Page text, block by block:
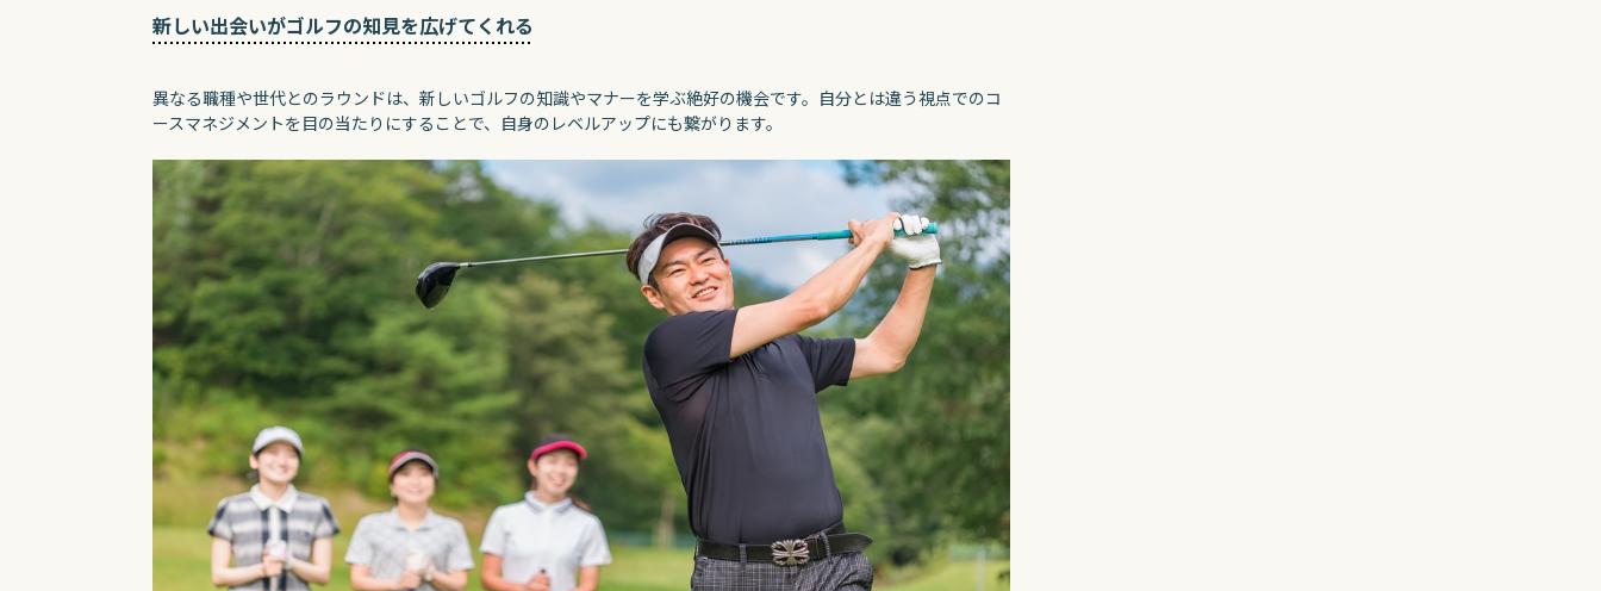
新しい出会いがゴルフの知見を広げてくれる
異なる職種や世代とのラウンドは、新しいゴルフの知識やマナーを学ぶ絶好の機会です。自分とは違う視点でのコ
ースマネジメントを目の当たりにすることで、自身のレベルアップにも繋がります。